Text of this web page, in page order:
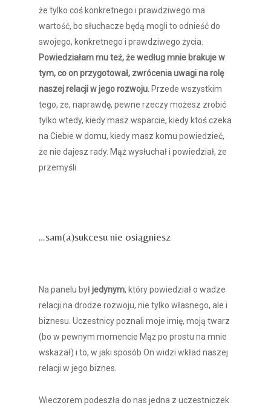
że tylko coś konkretnego i prawdziwego ma
wartość, bo słuchacze będą mogli to odnieść do
swojego, konkretnego i prawdziwego życia.
Powiedziałam mu też, że według mnie brakuje w
tym, co on przygotował, zwrócenia uwagi na rolę
naszej relacji w jego rozwoju. Przede wszystkim
tego, że, naprawdę, pewne rzeczy możesz zrobić
tylko wtedy, kiedy masz wsparcie, kiedy ktoś czeka
na Ciebie w domu, kiedy masz komu powiedzieć,
że nie dajesz rady. Mąż wysłuchał i powiedział, że
przemyśli.
…sam(a)sukcesu nie osiągniesz
Na panelu byłjedynym, który powiedział o wadze
relacji na drodze rozwoju, nie tylko własnego, ale i
biznesu. Uczestnicy poznali moje imię, moją twarz
(bo w pewnym momencie Mąż po prostu na mnie
wskazał) i to, w jaki sposób On widzi wkład naszej
relacji w jego biznes.
Wieczorem podeszła do nas jedna z uczestniczek